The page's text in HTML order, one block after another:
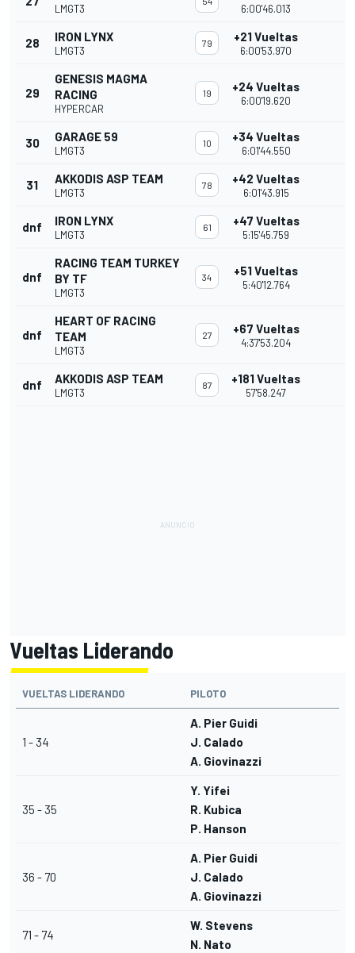
LMGT3 6:00'46.013
28 IRON LYNX
LMGT3
79 +21 Vueltas
6:00'53.970
29
GENESIS MAGMA
RACING
HYPERCAR
19 +24 Vueltas
6:00'19.620
30 GARAGE 59
LMGT3
10 +34 Vueltas
6:01'44.550
31 AKKODIS ASP TEAM
LMGT3
78 +42 Vueltas
6:01'43.915
dnf IRON LYNX
LMGT3
61 +47 Vueltas
5:15'45.759
dnf
RACING TEAM TURKEY
BY TF
LMGT3
34 +51 Vueltas
5:40'12.764
dnf
HEART OF RACING
TEAM
LMGT3
27 +67 Vueltas
4:37'53.204
dnf AKKODIS ASP TEAM
LMGT3
87 +181 Vueltas
57'58.247
Vueltas Liderando
VUELTAS LIDERANDO PILOTO
1 - 34
A. Pier Guidi
J. Calado
A. Giovinazzi
35 - 35
Y. Yifei
R. Kubica
P. Hanson
36 - 70
A. Pier Guidi
J. Calado
A. Giovinazzi
71 - 74
W. Stevens
N. Nato